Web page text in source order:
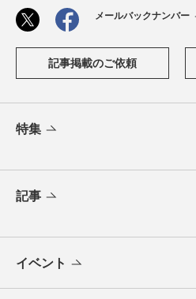
メールバックナンバー
記事掲載のご依頼
特集
記事
イベント